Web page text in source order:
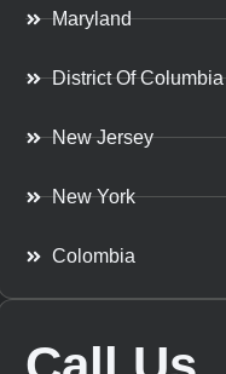
Maryland
District Of Columbia
New Jersey
New York
Colombia